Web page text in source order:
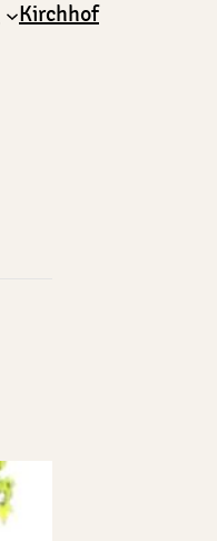
Kirchhof